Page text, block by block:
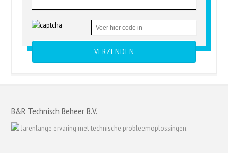
B&R Technisch Beheer B.V.
Jarenlange ervaring met technische probleemoplossingen.